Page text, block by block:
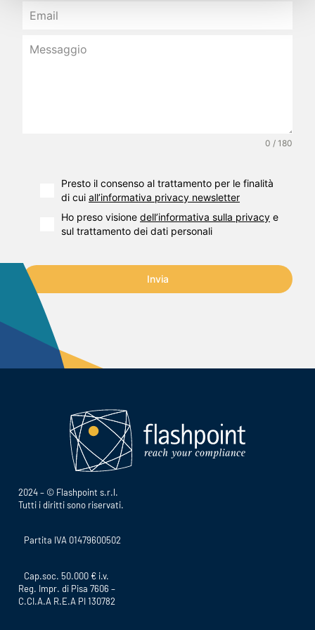
0 / 180
Presto il consenso al trattamento per le finalità
di cui all’informativa privacy newsletter
Ho preso visione dell’informativa sulla privacy e
sul trattamento dei dati personali
Invia
2024 – © Flashpoint s.r.l.
Tutti i diritti sono riservati.
Partita IVA 01479600502
Cap.soc. 50.000 € i.v.
Reg. Impr. di Pisa 7606 –
C.CI.A.A R.E.A PI 130782